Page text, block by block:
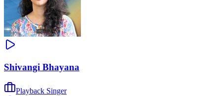
Shivangi Bhayana
Playback Singer